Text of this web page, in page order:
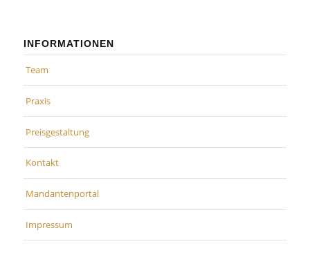
INFORMATIONEN
Team
Praxis
Preisgestaltung
Kontakt
Mandantenportal
Impressum